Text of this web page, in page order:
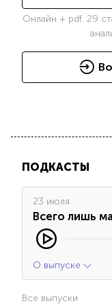
Онлайн + pdf. 29
ПОДКАСТЫ
23 июля
Всего лишь
О выпуске
Все выпуски